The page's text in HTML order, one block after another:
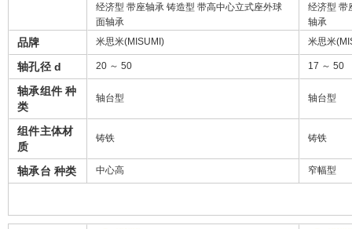
经济型 带座轴承 铸造型 带高中心立式座外球
面轴承
经济型 带
轴承
品牌 米思米(MISUMI) 米思米
轴孔径 d 20 ～ 50 17 ～ 50
轴承组件 种
类
轴台型 轴台型
组件主体材
质
铸铁 铸铁
轴承台 种类 中心高 窄幅型